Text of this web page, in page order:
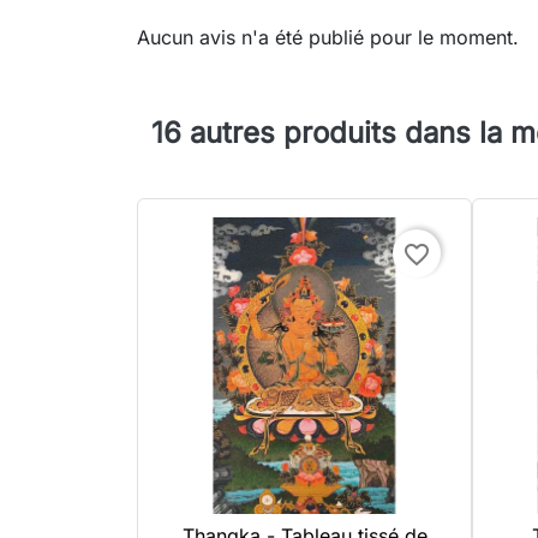
Aucun avis n'a été publié pour le moment.
16 autres produits dans la
favorite_border